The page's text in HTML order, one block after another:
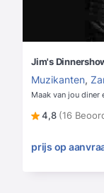
Jim's
Muzikanten,
Maak van jou diner
4,8 (16
prijs op